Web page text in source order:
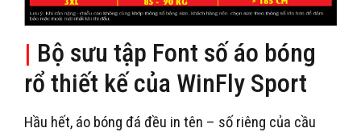
| Bộ sưu tập Font số áo bóng
rổ thiết kế của WinFly Sport
Hầu hết, áo bóng đá đều in tên – số riêng của cầu